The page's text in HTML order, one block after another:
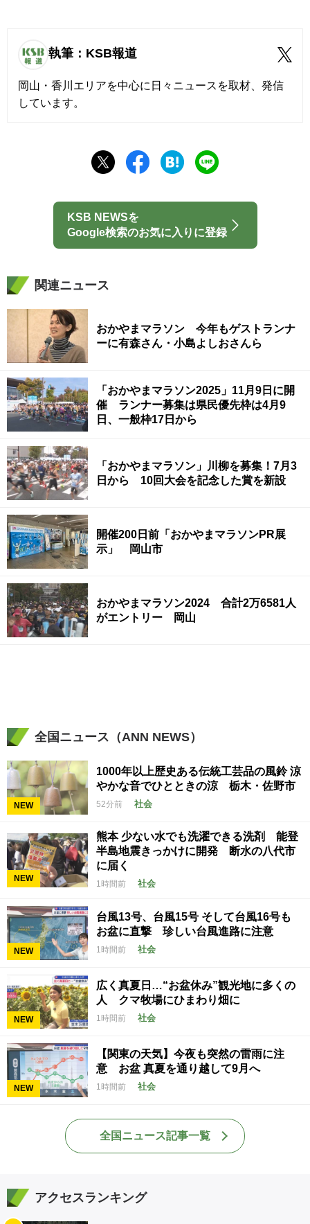
執筆：KSB報道
岡山・香川エリアを中心に日々ニュースを取材、発信
しています。
KSB NEWSを
Google検索のお気に入りに登録
関連ニュース
おかやまマラソン 今年もゲストランナ
ーに有森さん・小島よしおさんら
「おかやまマラソン2025」11月9日に開
催 ランナー募集は県民優先枠は4月9
日、一般枠17日から
「おかやまマラソン」川柳を募集！7月3
日から 10回大会を記念した賞を新設
開催200日前「おかやまマラソンPR展
示」 岡山市
おかやまマラソン2024 合計2万6581人
がエントリー 岡山
全国ニュース（ANN NEWS）
NEW
1000年以上歴史ある伝統工芸品の風鈴 涼
やかな音でひとときの涼 栃木・佐野市
52分前 社会
NEW
熊本 少ない水でも洗濯できる洗剤 能登
半島地震きっかけに開発 断水の八代市
に届く
1時間前 社会
NEW
台風13号、台風15号 そして台風16号も
お盆に直撃 珍しい台風進路に注意
1時間前 社会
NEW
広く真夏日…“お盆休み”観光地に多くの
人 クマ牧場にひまわり畑に
1時間前 社会
NEW
【関東の天気】今夜も突然の雷雨に注
意 お盆 真夏を通り越して9月へ
1時間前 社会
全国ニュース記事一覧
アクセスランキング